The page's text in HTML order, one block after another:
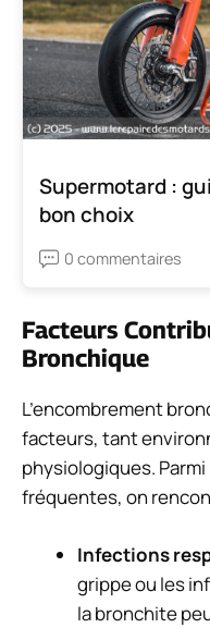
Supermotard :
bon choix
0 commentaires
Facteurs
Bronchique
L’encombrement
facteurs, tant
physiologiques.
fréquentes, on
Infections
grippe ou les
la bronchite